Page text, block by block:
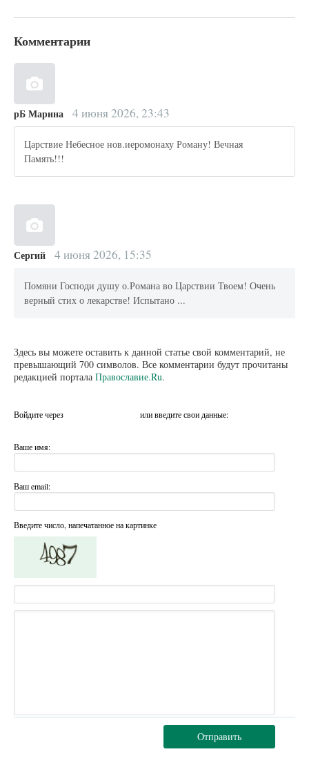
Комментарии
рБ Марина 4 июня 2026, 23:43
Царствие Небесное нов.иеромонаху Роману! Вечная
Память!!!
Сергий 4 июня 2026, 15:35
Помяни Господи душу о.Романа во Царствии Твоем! Очень
верный стих о лекарстве! Испытано ...
Здесь вы можете оставить к данной статье свой комментарий, не
превышающий 700 символов. Все комментарии будут прочитаны
редакцией портала Православие.Ru.
Войдите через или введите свои данные:
Ваше имя:
Ваш email:
Введите число, напечатанное на картинке
Отправить